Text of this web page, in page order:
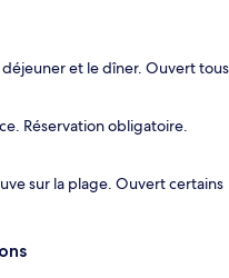
et le dîner. Ouvert tous
Réservation obligatoire.
sur la plage. Ouvert certains